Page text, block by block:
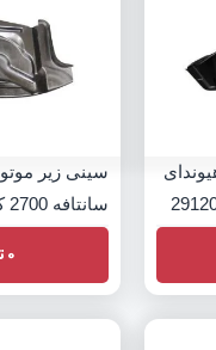
سینی زیر
سانتافه 2700 کد 291302B000
0